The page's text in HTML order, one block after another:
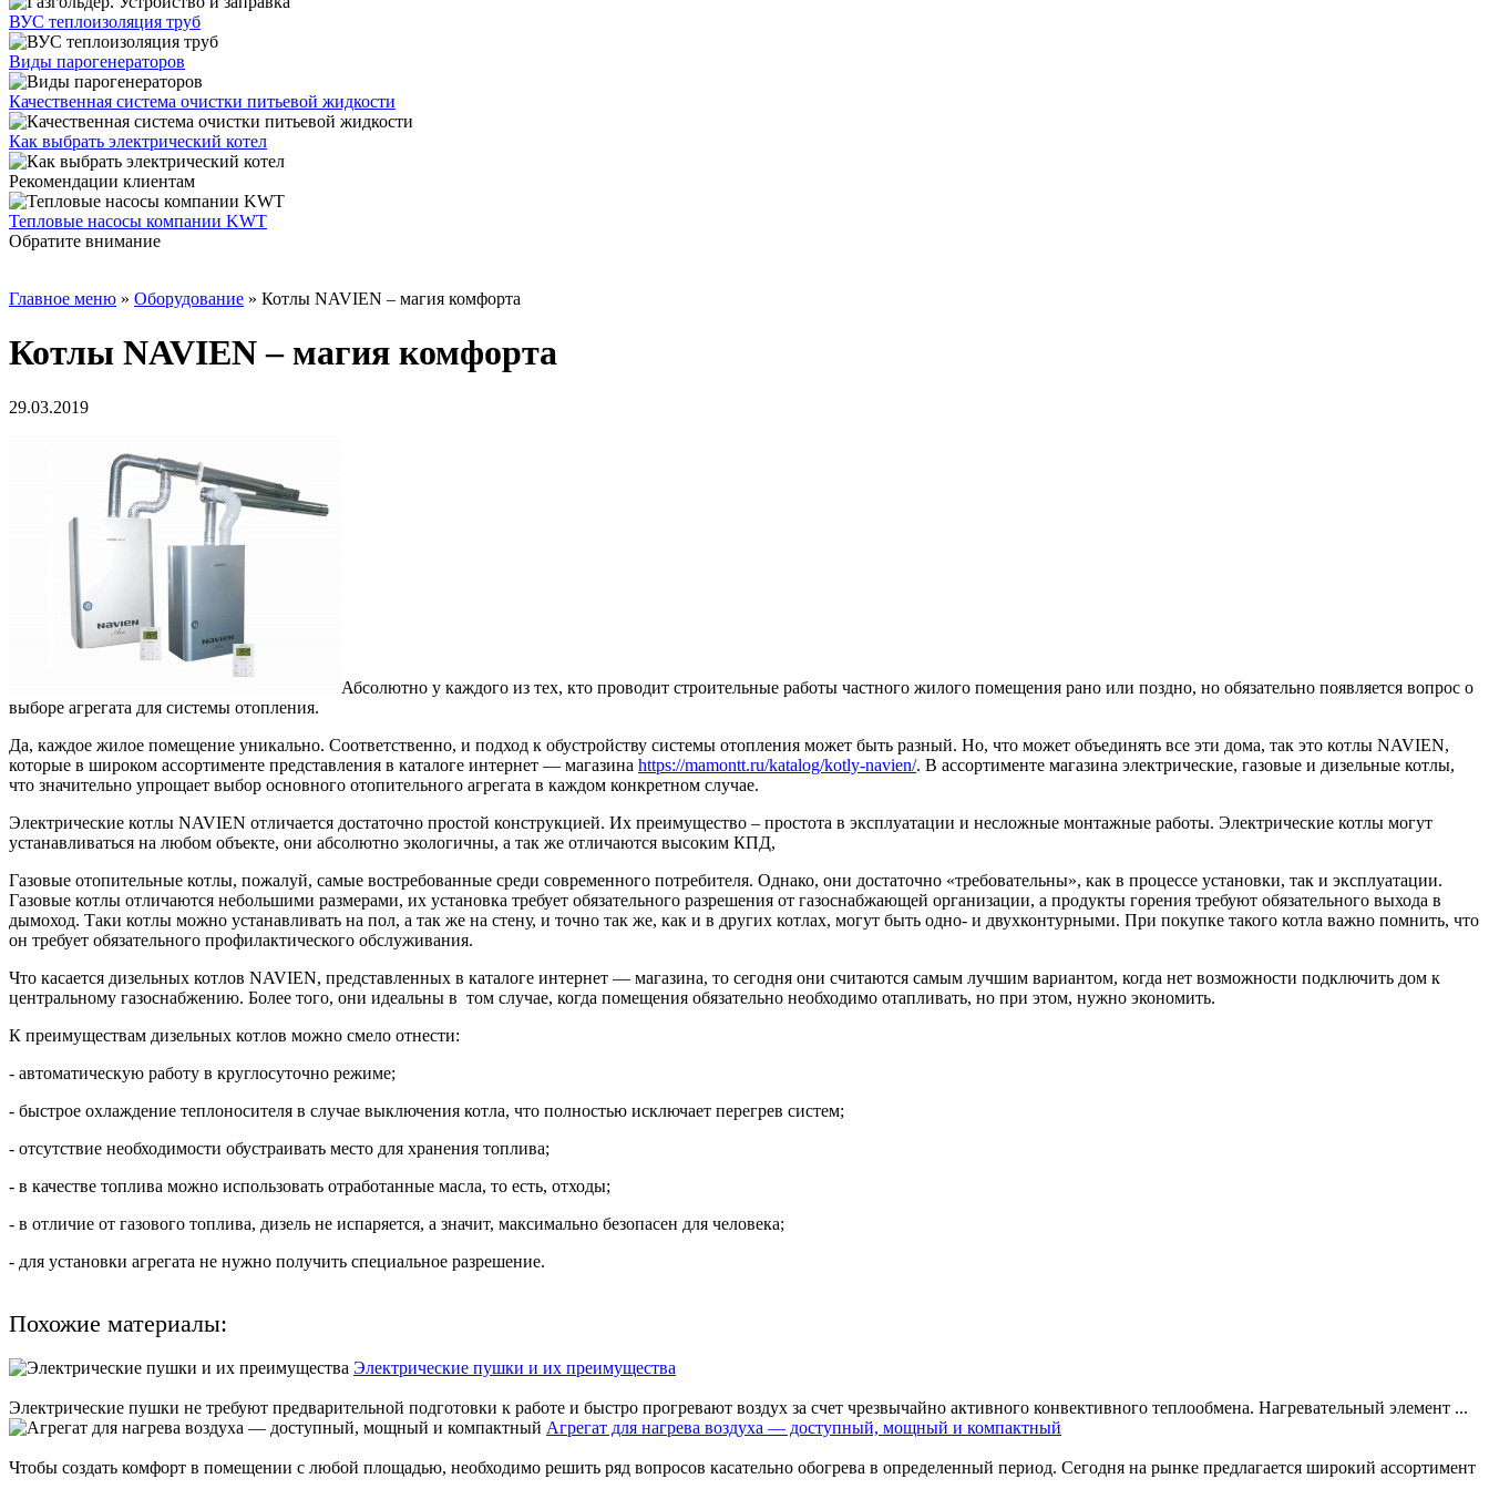
ВУС теплоизоляция труб
Виды парогенераторов
Качественная система очистки питьевой жидкости
Как выбрать электрический котел
Рекомендации клиентам
Тепловые насосы компании KWT
Обратите внимание
Главное меню » Oборудование » Котлы NAVIEN – магия комфорта
Котлы NAVIEN – магия комфорта
29.03.2019
Абсолютно у каждого из тех, кто проводит строительные работы частного жилого помещения рано или поздно, но обязательно появляется вопрос о
выборе агрегата для системы отопления.
Да, каждое жилое помещение уникально. Соответственно, и подход к обустройству системы отопления может быть разный. Но, что может объединять все эти дома, так это котлы NAVIEN,
которые в широком ассортименте представления в каталоге интернет — магазина https://mamontt.ru/katalog/kotly-navien/. В ассортименте магазина электрические, газовые и дизельные котлы,
что значительно упрощает выбор основного отопительного агрегата в каждом конкретном случае.
Электрические котлы NAVIEN отличается достаточно простой конструкцией. Их преимущество – простота в эксплуатации и несложные монтажные работы. Электрические котлы могут
устанавливаться на любом объекте, они абсолютно экологичны, а так же отличаются высоким КПД,
Газовые отопительные котлы, пожалуй, самые востребованные среди современного потребителя. Однако, они достаточно «требовательны», как в процессе установки, так и эксплуатации.
Газовые котлы отличаются небольшими размерами, их установка требует обязательного разрешения от газоснабжающей организации, а продукты горения требуют обязательного выхода в
дымоход. Таки котлы можно устанавливать на пол, а так же на стену, и точно так же, как и в других котлах, могут быть одно- и двухконтурными. При покупке такого котла важно помнить, что
он требует обязательного профилактического обслуживания.
Что касается дизельных котлов NAVIEN, представленных в каталоге интернет — магазина, то сегодня они считаются самым лучшим вариантом, когда нет возможности подключить дом к
центральному газоснабжению. Более того, они идеальны в том случае, когда помещения обязательно необходимо отапливать, но при этом, нужно экономить.
К преимуществам дизельных котлов можно смело отнести:
- автоматическую работу в круглосуточно режиме;
- быстрое охлаждение теплоносителя в случае выключения котла, что полностью исключает перегрев систем;
- отсутствие необходимости обустраивать место для хранения топлива;
- в качестве топлива можно использовать отработанные масла, то есть, отходы;
- в отличие от газового топлива, дизель не испаряется, а значит, максимально безопасен для человека;
- для установки агрегата не нужно получить специальное разрешение.
Похожие материалы:
Электрические пушки и их преимущества
Электрические пушки не требуют предварительной подготовки к работе и быстро прогревают воздух за счет чрезвычайно активного конвективного теплообмена. Нагревательный элемент ...
Агрегат для нагрева воздуха — доступный, мощный и компактный
Чтобы создать комфорт в помещении с любой площадью, необходимо решить ряд вопросов касательно обогрева в определенный период. Сегодня на рынке предлагается широкий ассортимент